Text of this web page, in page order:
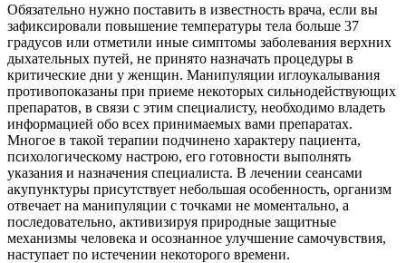
Обязательно нужно поставить в известность врача, если вы
зафиксировали повышение температуры тела больше 37
градусов или отметили иные симптомы заболевания верхних
дыхательных путей, не принято назначать процедуры в
критические дни у женщин. Манипуляции иглоукалывания
противопоказаны при приеме некоторых сильнодействующих
препаратов, в связи с этим специалисту, необходимо владеть
информацией обо всех принимаемых вами препаратах.
Многое в такой терапии подчинено характеру пациента,
психологическому настрою, его готовности выполнять
указания и назначения специалиста. В лечении сеансами
акупунктуры присутствует небольшая особенность, организм
отвечает на манипуляции с точками не моментально, а
последовательно, активизируя природные защитные
механизмы человека и осознанное улучшение самочувствия,
наступает по истечении некоторого времени.